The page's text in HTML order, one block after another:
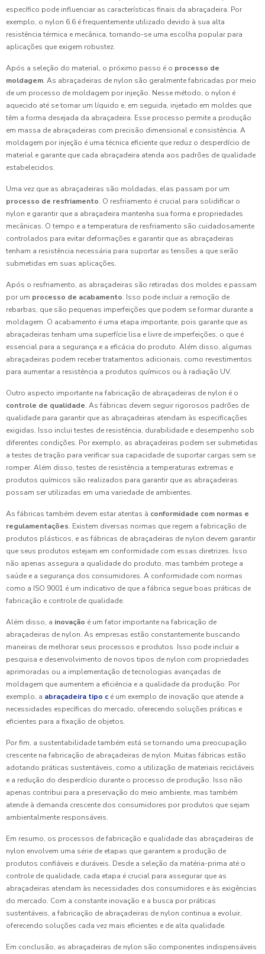
específico pode influenciar as características finais da abraçadeira. Por
exemplo, o nylon 6.6 é frequentemente utilizado devido à sua alta
resistência térmica e mecânica, tornando-se uma escolha popular para
aplicações que exigem robustez.
Após a seleção do material, o próximo passo é o processo de
moldagem. As abraçadeiras de nylon são geralmente fabricadas por meio
de um processo de moldagem por injeção. Nesse método, o nylon é
aquecido até se tornar um líquido e, em seguida, injetado em moldes que
têm a forma desejada da abraçadeira. Esse processo permite a produção
em massa de abraçadeiras com precisão dimensional e consistência. A
moldagem por injeção é uma técnica eficiente que reduz o desperdício de
material e garante que cada abraçadeira atenda aos padrões de qualidade
estabelecidos.
Uma vez que as abraçadeiras são moldadas, elas passam por um
processo de resfriamento. O resfriamento é crucial para solidificar o
nylon e garantir que a abraçadeira mantenha sua forma e propriedades
mecânicas. O tempo e a temperatura de resfriamento são cuidadosamente
controlados para evitar deformações e garantir que as abraçadeiras
tenham a resistência necessária para suportar as tensões a que serão
submetidas em suas aplicações.
Após o resfriamento, as abraçadeiras são retiradas dos moldes e passam
por um processo de acabamento. Isso pode incluir a remoção de
rebarbas, que são pequenas imperfeições que podem se formar durante a
moldagem. O acabamento é uma etapa importante, pois garante que as
abraçadeiras tenham uma superfície lisa e livre de imperfeições, o que é
essencial para a segurança e a eficácia do produto. Além disso, algumas
abraçadeiras podem receber tratamentos adicionais, como revestimentos
para aumentar a resistência a produtos químicos ou à radiação UV.
Outro aspecto importante na fabricação de abraçadeiras de nylon é o
controle de qualidade. As fábricas devem seguir rigorosos padrões de
qualidade para garantir que as abraçadeiras atendam às especificações
exigidas. Isso inclui testes de resistência, durabilidade e desempenho sob
diferentes condições. Por exemplo, as abraçadeiras podem ser submetidas
a testes de tração para verificar sua capacidade de suportar cargas sem se
romper. Além disso, testes de resistência a temperaturas extremas e
produtos químicos são realizados para garantir que as abraçadeiras
possam ser utilizadas em uma variedade de ambientes.
As fábricas também devem estar atentas à conformidade com normas e
regulamentações. Existem diversas normas que regem a fabricação de
produtos plásticos, e as fábricas de abraçadeiras de nylon devem garantir
que seus produtos estejam em conformidade com essas diretrizes. Isso
não apenas assegura a qualidade do produto, mas também protege a
saúde e a segurança dos consumidores. A conformidade com normas
como a ISO 9001 é um indicativo de que a fábrica segue boas práticas de
fabricação e controle de qualidade.
Além disso, a inovação é um fator importante na fabricação de
abraçadeiras de nylon. As empresas estão constantemente buscando
maneiras de melhorar seus processos e produtos. Isso pode incluir a
pesquisa e desenvolvimento de novos tipos de nylon com propriedades
aprimoradas ou a implementação de tecnologias avançadas de
moldagem que aumentem a eficiência e a qualidade da produção. Por
exemplo, a abraçadeira tipo c é um exemplo de inovação que atende a
necessidades específicas do mercado, oferecendo soluções práticas e
eficientes para a fixação de objetos.
Por fim, a sustentabilidade também está se tornando uma preocupação
crescente na fabricação de abraçadeiras de nylon. Muitas fábricas estão
adotando práticas sustentáveis, como a utilização de materiais recicláveis
e a redução do desperdício durante o processo de produção. Isso não
apenas contribui para a preservação do meio ambiente, mas também
atende à demanda crescente dos consumidores por produtos que sejam
ambientalmente responsáveis.
Em resumo, os processos de fabricação e qualidade das abraçadeiras de
nylon envolvem uma série de etapas que garantem a produção de
produtos confiáveis e duráveis. Desde a seleção da matéria-prima até o
controle de qualidade, cada etapa é crucial para assegurar que as
abraçadeiras atendam às necessidades dos consumidores e às exigências
do mercado. Com a constante inovação e a busca por práticas
sustentáveis, a fabricação de abraçadeiras de nylon continua a evoluir,
oferecendo soluções cada vez mais eficientes e de alta qualidade.
Em conclusão, as abraçadeiras de nylon são componentes indispensáveis